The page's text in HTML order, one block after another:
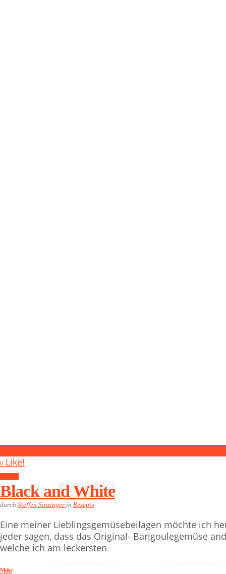
0 Like!
Black and White
durch Steffen Sinzinger in Rezepte
Eine meiner Lieblingsgemüsebeilagen möchte ich
jeder sagen, dass das Original- Barigoulegemüse
welche ich am leckersten
Mehr